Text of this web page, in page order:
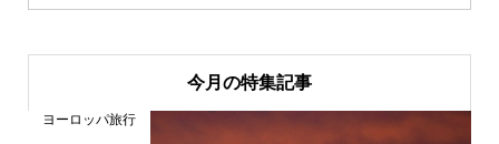
今月の特集記事
ヨーロッパ旅行